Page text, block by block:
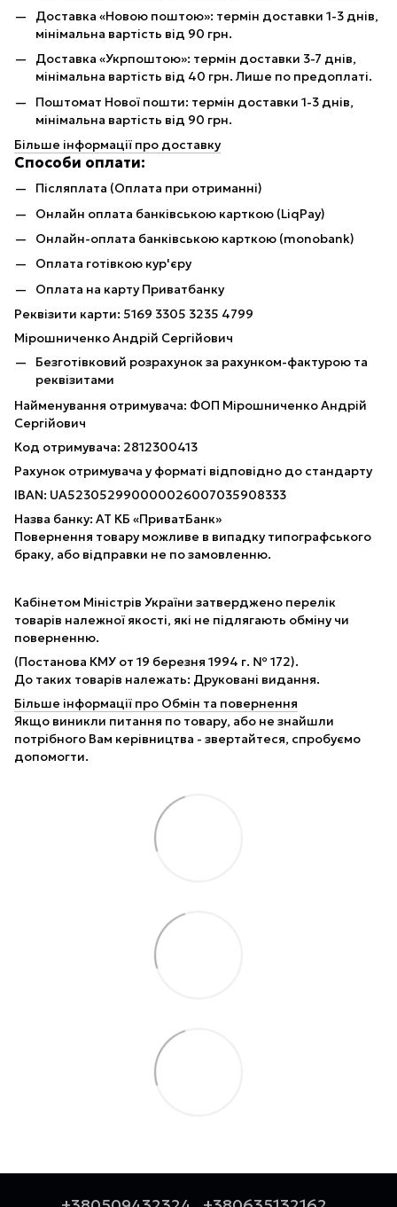
Доставка «Новою поштою»: термін доставки 1-3 днів,
мінімальна вартість від 90 грн.
Доставка «Укрпоштою»: термін доставки 3-7 днів,
мінімальна вартість від 40 грн. Лише по предоплаті.
Поштомат Нової пошти: термін доставки 1-3 днів,
мінімальна вартість від 90 грн.
Більше інформації про доставку
Способи оплати:
Післяплата (Оплата при отриманні)
Онлайн оплата банківською карткою (LiqPay)
Онлайн-оплата банківською карткою (monobank)
Оплата готівкою кур'єру
Оплата на карту Приватбанку
Реквізити карти: 5169 3305 3235 4799
Мірошниченко Андрій Сергійович
Безготівковий розрахунок за рахунком-фактурою та
реквізитами
Найменування отримувача: ФОП Мірошниченко Андрій
Сергійович
Код отримувача: 2812300413
Рахунок отримувача у форматі відповідно до стандарту
IBAN: UA523052990000026007035908333
Назва банку: АТ КБ «ПриватБанк»
Повернення товару можливе в випадку типографського
браку, або відправки не по замовленню.
Кабінетом Міністрів України затверджено перелік
товарів належної якості, які не підлягають обміну чи
поверненню.
(Постанова КМУ от 19 березня 1994 г. № 172).
До таких товарів належать: Друковані видання.
Більше інформації про Обмін та повернення
Якщо виникли питання по товару, або не знайшли
потрібного Вам керівництва - звертайтеся, спробуємо
допомогти.